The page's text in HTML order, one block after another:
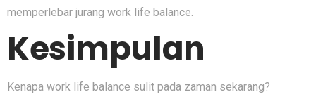
memperlebar jurang work life balance.
Kesimpulan
Kenapa work life balance sulit pada zaman sekarang?